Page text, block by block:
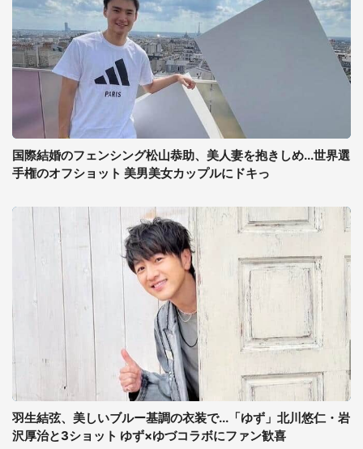
国際結婚のフェンシング松山恭助、美人妻を抱きしめ...世界選
手権のオフショット 美男美女カップルにドキっ
羽生結弦、美しいブルー基調の衣装で...「ゆず」北川悠仁・岩
沢厚治と3ショット ゆず×ゆづコラボにファン歓喜